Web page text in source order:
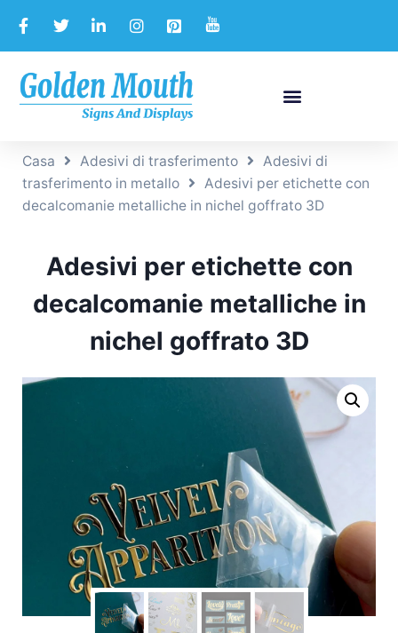
Casa Adesivi di trasferimento
Adesivi di
trasferimento in metallo
Adesivi per etichette con
decalcomanie metalliche in nichel goffrato 3D
Adesivi per etichette con
decalcomanie metalliche in
nichel goffrato 3D